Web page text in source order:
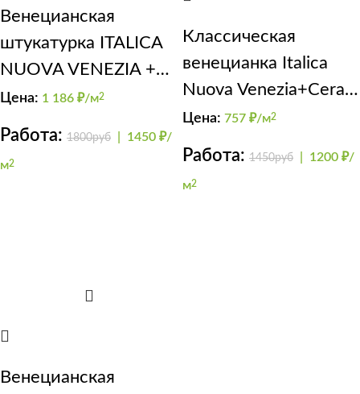
Венецианская
штукатурка ITALICA
NUOVA VENEZIA +
CERA SMALTO
Цена: 1 186 ₽/м2
Работа: 1800руб 1450 ₽/
м2
Классическая
венецианка Italica
Nuova Venezia+Cera
Smalto naturale
Цена: 757 ₽/м2
Работа: 1450руб 1200 ₽/
м2
Венецианская